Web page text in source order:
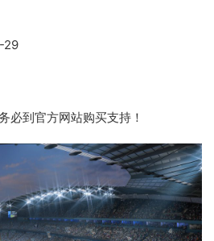
29
必到官方网站购买支持！